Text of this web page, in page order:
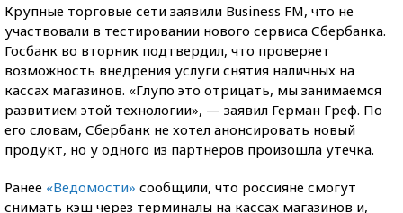
Крупные торговые сети заявили Business FM, что не
участвовали в тестировании нового сервиса Сбербанка.
Госбанк во вторник подтвердил, что проверяет
возможность внедрения услуги снятия наличных на
кассах магазинов. «Глупо это отрицать, мы занимаемся
развитием этой технологии», — заявил Герман Греф. По
его словам, Сбербанк не хотел анонсировать новый
продукт, но у одного из партнеров произошла утечка.
Ранее «Ведомости» сообщили, что россияне смогут
снимать кэш через терминалы на кассах магазинов и,